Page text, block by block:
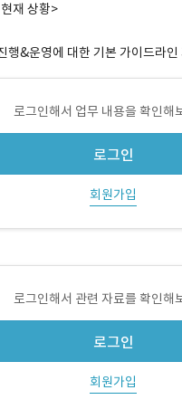
재 상황>
행&운영에 대한 기본 가이드라
로그인해서 업무 내용을 확인해
로그인
회원가입
로그인해서 관련 자료를 확인해
로그인
회원가입